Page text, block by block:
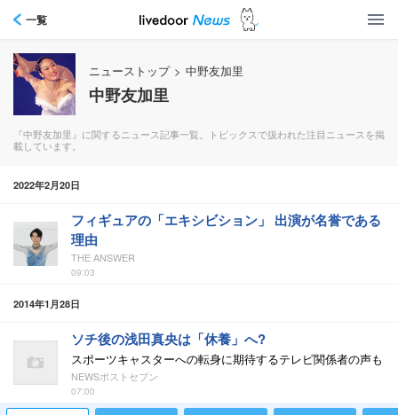
一覧
ニューストップ > 中野友加里
中野友加里
『中野友加里』に関するニュース記事一覧。トピックスで扱われた注目ニュースを掲
載しています。
2022年2月20日
フィギュアの「エキシビション」 出演が名誉である
理由
THE ANSWER
09:03
2014年1月28日
ソチ後の浅田真央は「休養」へ?
スポーツキャスターへの転身に期待するテレビ関係者の声も
NEWSポストセブン
07:00